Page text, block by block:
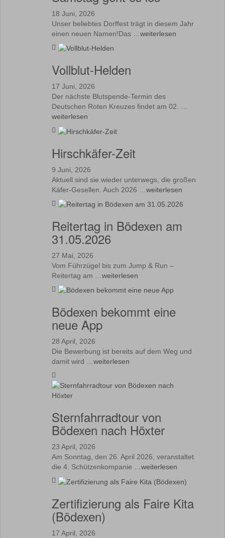
18 Juni, 2026
Unser beliebtes Dorffest trägt in diesem Jahr
einen neuen Namen!Das … weiterlesen
Vollblut-Helden
17 Juni, 2026
Der nächste Blutspende-Termin des
Deutschen Roten Kreuzes findet am 02. …
weiterlesen
Hirschkäfer-Zeit
9 Juni, 2026
Aktuell sind sie wieder unterwegs, die großen
Käfer-Gesellen. Auch 2026 … weiterlesen
Reitertag in Bödexen am
31.05.2026
27 Mai, 2026
Vom Führzügel bis zum Jump & Run –
Reitertag am … weiterlesen
Bödexen bekommt eine
neue App
28 April, 2026
Die Bewerbung ist bereits auf dem Weg und
damit wird …weiterlesen
Sternfahrradtour von
Bödexen nach Höxter
23 April, 2026
Am Sonntag, den 26. April 2026, veranstaltet
die 4. Schützenkompanie …weiterlesen
Zertifizierung als Faire Kita
(Bödexen)
17 April, 2026